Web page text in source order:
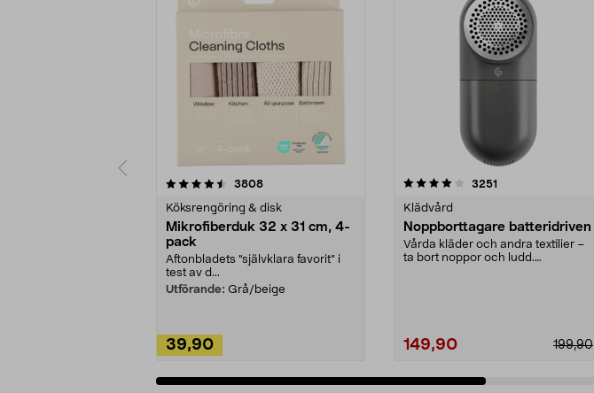
3808recensioner
Köksrengöring & disk
Mikrofiberduk 32 x 31 cm, 4-
pack
Aftonbladets "självklara favorit” i
test av d...
Utförande: Grå/beige
39,90
4.0av 5 stjärnor 3251
Klädvård
Noppborttagare batteridriven
Vårda kläder och andra textilier –
ta bort noppor och ludd.
199,90
149,90
4.5av 5 stjärnor